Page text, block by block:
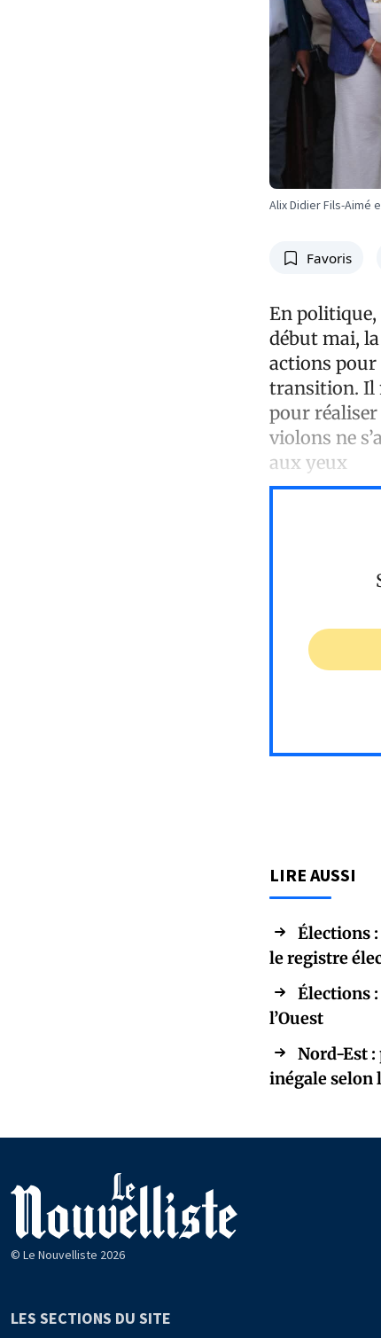
Alix Didier Fils-Aimé
Favoris
En politique,
début mai,
actions pour
transition. Il
pour réaliser
violons ne
aux yeux
LIRE AUSSI
Élections
le registre
Élections
l’Ouest
Nord-Est
inégale selon
© Le Nouvelliste 2026
LES SECTIONS DU SITE